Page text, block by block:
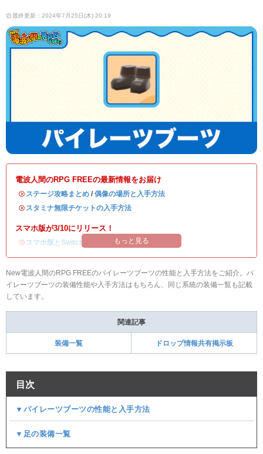
最終更新：2024年7月25日(木) 20:19
電波人間のRPG FREEの最新情報をお届け
・ ステージ攻略まとめ / 偶像の場所と入手方法
・ スタミナ無限チケットの入手方法
スマホ版が3/10にリリース！
・ スマホ版とSwitch版のデータ連携方法
もっと見る
New電波人間のRPG FREEのパイレーツブーツの性能と入手方法をご紹介。パ
イレーツブーツの装備性能や入手方法はもちろん、同じ系統の装備一覧も記載
しています。
関連記事
装備一覧 ドロップ情報共有掲示板
目次
▼パイレーツブーツの性能と入手方法
▼足の装備一覧